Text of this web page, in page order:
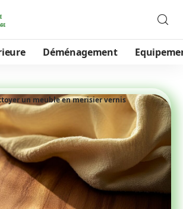
Déménagement
un meuble en merisier vernis